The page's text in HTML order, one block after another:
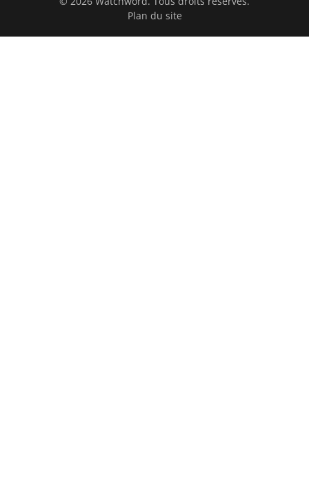
Plan du site